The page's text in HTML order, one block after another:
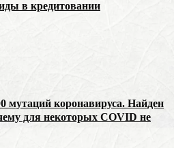
в кредитовании
мутаций коронавируса. Найден
для некоторых COVID не